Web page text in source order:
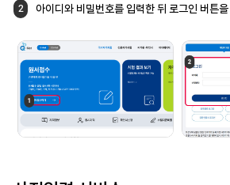
2 아이디와 비밀번호를 입력한 뒤 로그인 버튼을